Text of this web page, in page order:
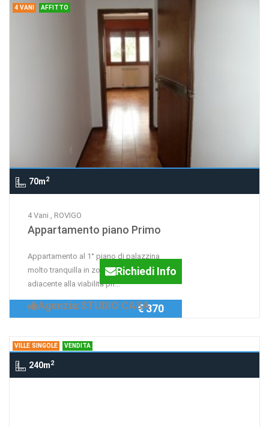
4 VANI AFFITTO
70m2
4 Vani , ROVIGO
Appartamento piano Primo
Appartamento al 1° piano di palazzina
molto tranquilla in zona Commenda
adiacente alla viabilità pri...
Richiedi Info
Agenzia:STUDIO CASA€ 370
VILLE SINGOLE VENDITA
240m2